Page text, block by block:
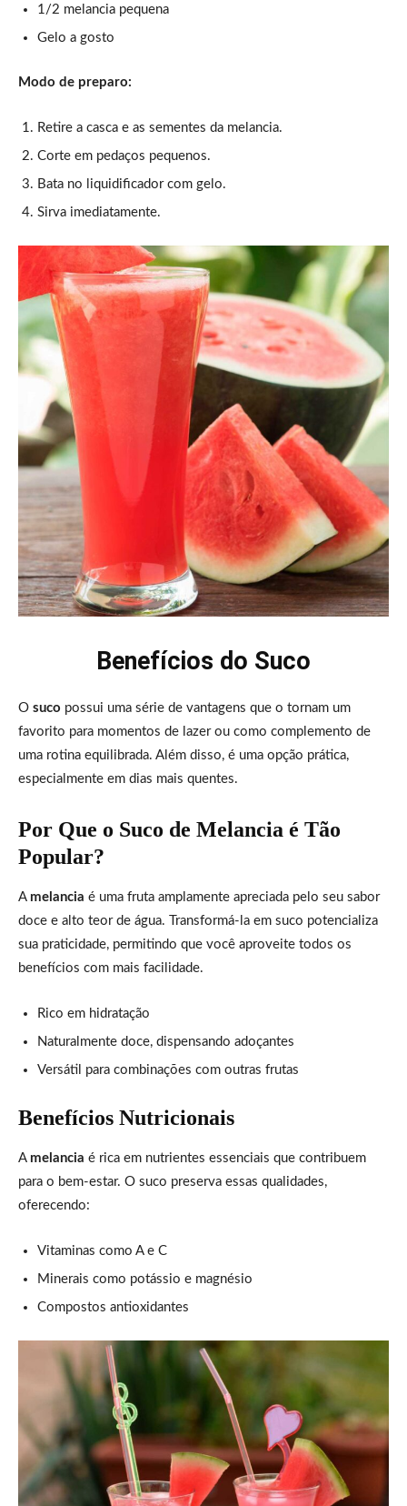
1/2 melancia pequena
Gelo a gosto
Modo de preparo:
Retire a casca e as sementes da melancia.
Corte em pedaços pequenos.
Bata no liquidificador com gelo.
Sirva imediatamente.
Benefícios do Suco
O suco possui uma série de vantagens que o tornam um
favorito para momentos de lazer ou como complemento de
uma rotina equilibrada. Além disso, é uma opção prática,
especialmente em dias mais quentes.
Por Que o Suco de Melancia é Tão
Popular?
A melancia é uma fruta amplamente apreciada pelo seu sabor
doce e alto teor de água. Transformá-la em suco potencializa
sua praticidade, permitindo que você aproveite todos os
benefícios com mais facilidade.
Rico em hidratação
Naturalmente doce, dispensando adoçantes
Versátil para combinações com outras frutas
Benefícios Nutricionais
A melancia é rica em nutrientes essenciais que contribuem
para o bem-estar. O suco preserva essas qualidades,
oferecendo:
Vitaminas como A e C
Minerais como potássio e magnésio
Compostos antioxidantes